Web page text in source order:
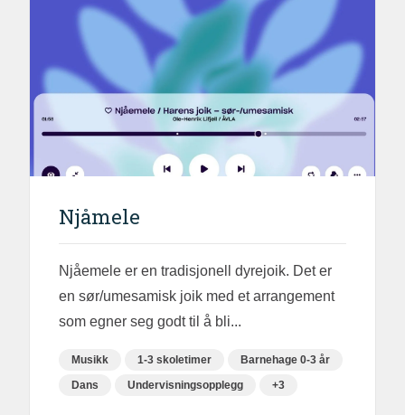
Njåmele
Njåemele er en tradisjonell dyrejoik. Det er
en sør/umesamisk joik med et arrangement
som egner seg godt til å bli...
Musikk 1-3 skoletimer
Barnehage 0-3 år
Dans
Undervisningsopplegg +3